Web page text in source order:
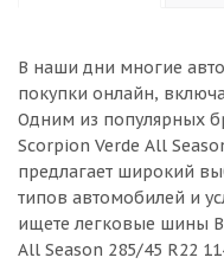
В наши дни многие
покупки онлайн,
Одним из популярных
Scorpion Verde All
предлагает широкий
типов автомобилей и
ищете легковые шины
All Season 285/45 R22